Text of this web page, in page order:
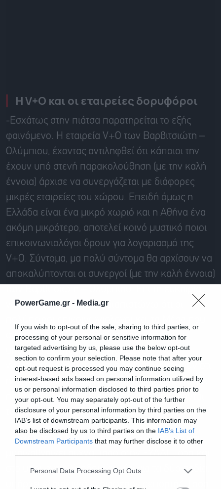
PowerGame.gr - Media.gr
If you wish to opt-out of the sale, sharing to third parties, or
processing of your personal or sensitive information for
targeted advertising by us, please use the below opt-out
section to confirm your selection. Please note that after your
opt-out request is processed you may continue seeing
interest-based ads based on personal information utilized by
us or personal information disclosed to third parties prior to
your opt-out. You may separately opt-out of the further
disclosure of your personal information by third parties on the
IAB’s list of downstream participants. This information may
also be disclosed by us to third parties on the IAB’s List of
Downstream Participants that may further disclose it to other
Personal Data Processing Opt Outs
Η V+O και οι εταιρείες δορυφόροι
-Εσχάτως στην πιάτσα παρατηρείται το εξής
φαινόμενο. Η εταιρεία V+O των Βαρβιτσιώτη –
Ολύμπιου, έχοντας αντιληφθεί ότι κάποιοι την
έχουν υπό στενή παρακολούθηση (με την καλή
έννοια) άρχισε να συνεργάζεται με διάφορες
μικρές εταιρείες του χώρου. Επειδή όμως η
Ελλάδα είναι ένα μικρό χωριό και η Αθήνα ένα
ακόμη μικρότερο, αποτελεί κοινό μυστικό ποιοι
επικοινωνιολόγοι δρουν για λογαριασμό της
V+O. Σύντομα, μα πολύ σύντομα θα αρχίσουν να
αποκαλύπτονται οι συνεργοί (με την καλή έννοια)
να σας πω ότι εσχάτως διαπιστώνω ότι οι
αγαπούν, έχουν αρχίσει να πελεκάνε τον
υπουργό Εξωτερικών Νίκο Δένδια. Όσοι
γνωρίζουν πρόσωπα και πράγματα, εκτιμούν ότι
η αποδόμηση του Κερκυραίου, έχει να κάνει με
πολλά και διάφορα για τα οποία ενδιαφέρονται
τα παλικάρια της V+O.
! Εσχάτως, το δίδυμο της V+O έχει αρχίσει και
μπαινοβγαίνει συχνά, τόσο στην ΕΥΔΑΠ, όσο και
στο υπουργείο Υποδομών. Και για τα δύο πεδία,
Εγγραφή στο